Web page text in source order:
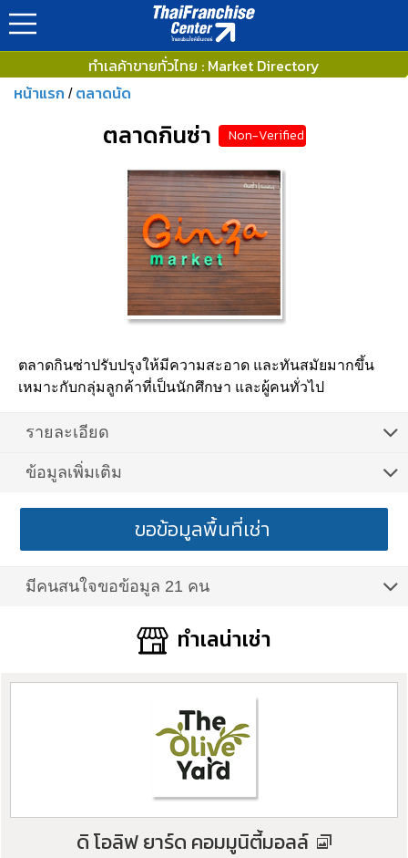
ทำเลค้าขายทั่วไทย : Market Directory
หน้าแรก / ตลาดนัด
ตลาดกินซ่า Non-Verified
ตลาดกินซ่าปรับปรุงให้มีความสะอาด และทันสมัยมากขึ้น
เหมาะกับกลุ่มลูกค้าที่เป็นนักศึกษา และผู้คนทั่วไป
รายละเอียด
ข้อมูลเพิ่มเติม
ขอข้อมูลพื้นที่เช่า
มีคนสนใจขอข้อมูล 21 คน
ทำเลน่าเช่า
ดิ โอลิฟ ยาร์ด คอมมูนิตี้มอลล์